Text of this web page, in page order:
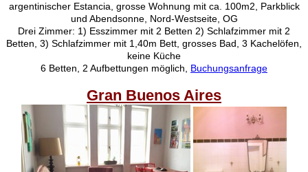
argentinischer Estancia, grosse Wohnung mit ca. 100m2, Parkblick
und Abendsonne, Nord-Westseite, OG
Drei Zimmer: 1) Esszimmer mit 2 Betten 2) Schlafzimmer mit 2
Betten, 3) Schlafzimmer mit 1,40m Bett, grosses Bad, 3 Kachelöfen,
keine Küche
6 Betten, 2 Aufbettungen möglich, Buchungsanfrage
Gran Buenos Aires